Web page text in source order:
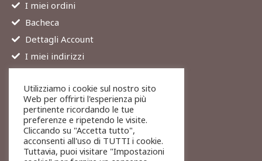
I miei ordini
Bacheca
Dettagli Account
I miei indirizzi
Chi siamo
Services
Blog
Contatti
Utilizziamo i cookie sul nostro sito
Web per offrirti l'esperienza più
pertinente ricordando le tue
preferenze e ripetendo le visite.
Cliccando su "Accetta tutto",
acconsenti all'uso di TUTTI i cookie.
Tuttavia, puoi visitare "Impostazioni